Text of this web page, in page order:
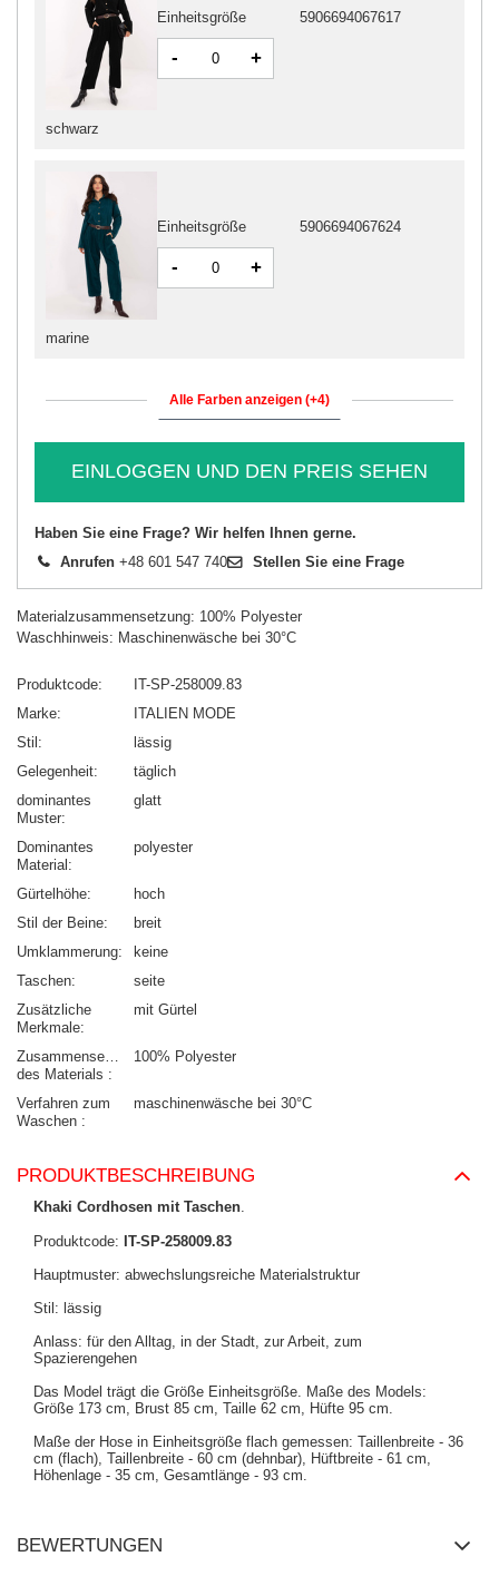
schwarz
Einheitsgröße 5906694067617
- +
marine
Einheitsgröße 5906694067624
- +
Alle Farben anzeigen (+4)
EINLOGGEN UND DEN PREIS SEHEN
Haben Sie eine Frage? Wir helfen Ihnen gerne.
Anrufen +48 601 547 740 Stellen Sie eine Frage
Materialzusammensetzung: 100% Polyester
Waschhinweis: Maschinenwäsche bei 30°C
Produktcode
IT-SP-258009.83
Marke
ITALIEN MODE
Stil
lässig
Gelegenheit
täglich
dominantes
Muster
glatt
Dominantes
Material
polyester
Gürtelhöhe
hoch
Stil der Beine
breit
Umklammerung
keine
Taschen
seite
Zusätzliche
Merkmale
mit Gürtel
Zusammensetzung
des Materials
100% Polyester
Verfahren zum
Waschen
maschinenwäsche bei 30°C
PRODUKTBESCHREIBUNG
Khaki Cordhosen mit Taschen.
Produktcode: IT-SP-258009.83
Hauptmuster: abwechslungsreiche Materialstruktur
Stil: lässig
Anlass: für den Alltag, in der Stadt, zur Arbeit, zum
Spazierengehen
Das Model trägt die Größe Einheitsgröße. Maße des Models:
Größe 173 cm, Brust 85 cm, Taille 62 cm, Hüfte 95 cm.
Maße der Hose in Einheitsgröße flach gemessen: Taillenbreite - 36
cm (flach), Taillenbreite - 60 cm (dehnbar), Hüftbreite - 61 cm,
Höhenlage - 35 cm, Gesamtlänge - 93 cm.
BEWERTUNGEN